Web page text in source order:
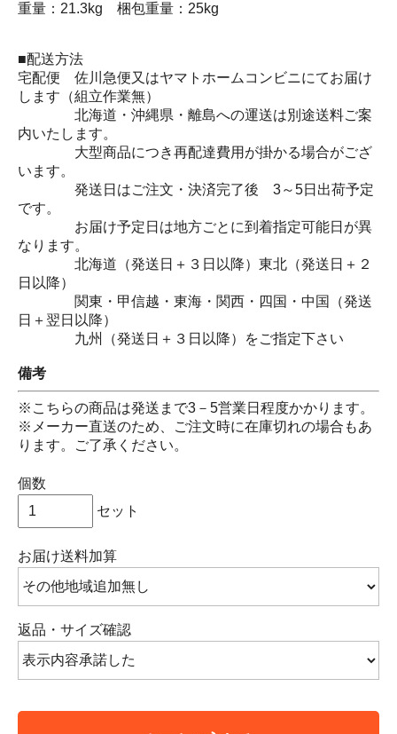
重量：21.3kg 梱包重量：25kg
■配送方法
宅配便 佐川急便又はヤマトホームコンビニにてお届け
します（組立作業無）
北海道・沖縄県・離島への運送は別途送料ご案
内いたします。
大型商品につき再配達費用が掛かる場合がござ
います。
発送日はご注文・決済完了後 3～5日出荷予定
です。
お届け予定日は地方ごとに到着指定可能日が異
なります。
北海道（発送日＋３日以降）東北（発送日＋２
日以降）
関東・甲信越・東海・関西・四国・中国（発送
日＋翌日以降）
九州（発送日＋３日以降）をご指定下さい
備考
※こちらの商品は発送まで3－5営業日程度かかります。
※メーカー直送のため、ご注文時に在庫切れの場合もあ
ります。ご了承ください。
個数
セット
お届け送料加算
返品・サイズ確認